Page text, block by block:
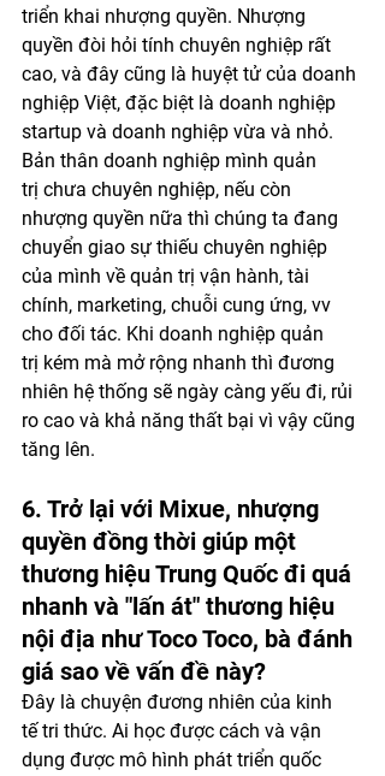
triển khai nhượng quyền. Nhượng
quyền đòi hỏi tính chuyên nghiệp rất
cao, và đây cũng là huyệt tử của doanh
nghiệp Việt, đặc biệt là doanh nghiệp
startup và doanh nghiệp vừa và nhỏ.
Bản thân doanh nghiệp mình quản
trị chưa chuyên nghiệp, nếu còn
nhượng quyền nữa thì chúng ta đang
chuyển giao sự thiếu chuyên nghiệp
của mình về quản trị vận hành, tài
chính, marketing, chuỗi cung ứng, vv
cho đối tác. Khi doanh nghiệp quản
trị kém mà mở rộng nhanh thì đương
nhiên hệ thống sẽ ngày càng yếu đi, rủi
ro cao và khả năng thất bại vì vậy cũng
tăng lên.
6. Trở lại với Mixue, nhượng
quyền đồng thời giúp một
thương hiệu Trung Quốc đi quá
nhanh và "lấn át" thương hiệu
nội địa như Toco Toco, bà đánh
giá sao về vấn đề này?
Đây là chuyện đương nhiên của kinh
tế tri thức. Ai học được cách và vận
dụng được mô hình phát triển quốc